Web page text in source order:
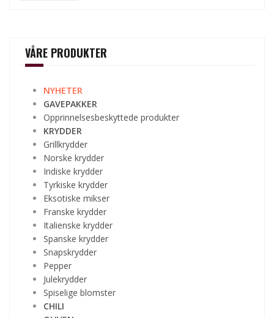
VÅRE PRODUKTER
NYHETER
GAVEPAKKER
Opprinnelsesbeskyttede produkter
KRYDDER
Grillkrydder
Norske krydder
Indiske krydder
Tyrkiske krydder
Eksotiske mikser
Franske krydder
Italienske krydder
Spanske krydder
Snapskrydder
Pepper
Julekrydder
Spiselige blomster
CHILI